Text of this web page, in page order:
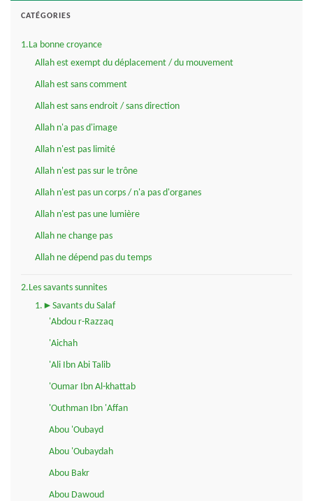
CATÉGORIES
1.La bonne croyance
Allah est exempt du déplacement / du mouvement
Allah est sans comment
Allah est sans endroit / sans direction
Allah n'a pas d'image
Allah n'est pas limité
Allah n'est pas sur le trône
Allah n'est pas un corps / n'a pas d'organes
Allah n'est pas une lumière
Allah ne change pas
Allah ne dépend pas du temps
2.Les savants sunnites
1.►Savants du Salaf
'Abdou r-Razzaq
'Aichah
'Ali Ibn Abi Talib
'Oumar Ibn Al-khattab
'Outhman Ibn 'Affan
Abou 'Oubayd
Abou 'Oubaydah
Abou Bakr
Abou Dawoud